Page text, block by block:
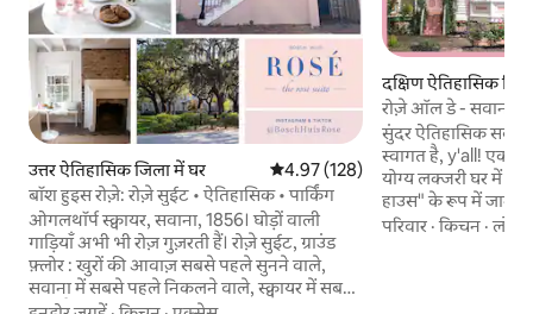
उत्तर ऐतिहासिक जिला में घर औसत रेटिंग 5 में से 4.97, 128 समीक्षाएँ
4.97 (128)
बॉश हुइस रोज़े: रोज़े सुईट • ऐतिहासिक • पार्किंग
ओगलथॉर्प स्क्वायर, सवाना, 1856। घोड़ों वाली
गाड़ियाँ अभी भी रोज़ गुज़रती हैं। रोज़े सुईट, ग्राउंड
फ़्लोर : खुरों की आवाज़ सबसे पहले सुनने वाले,
सवाना में सबसे पहले निकलने वाले, स्क्वायर में सबसे
दक्षिण ऐतिहासिक
रोज़े ऑल डे - सवाना में
सुंदर ऐतिहासिक
स्वागत है, y'all! एक
योग्य लक्जरी घर में
हाउस" के रूप में जाना
गुलाबी 1885
परिवार ·किचन ·